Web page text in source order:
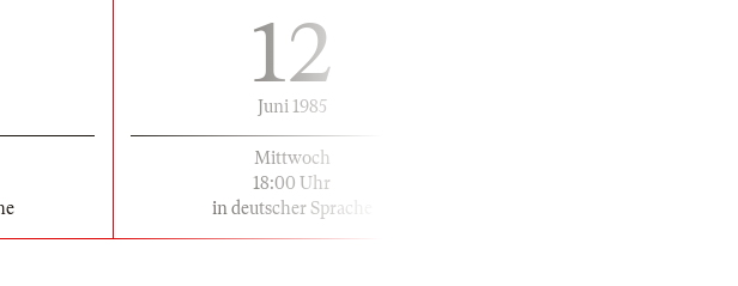
12
Juni 1985
Mittwoch
18:00 Uhr
in deutscher Sprache